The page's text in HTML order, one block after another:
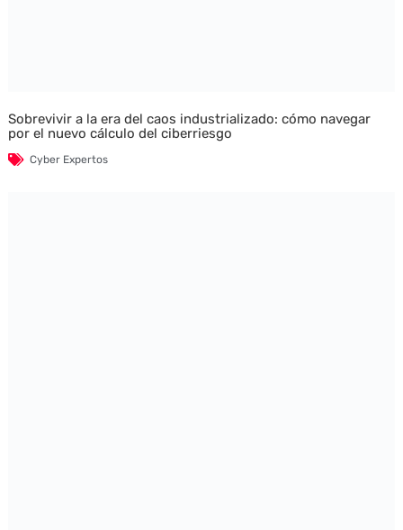
Sobrevivir a la era del caos industrializado: cómo navegar
por el nuevo cálculo del ciberriesgo
Cyber Expertos